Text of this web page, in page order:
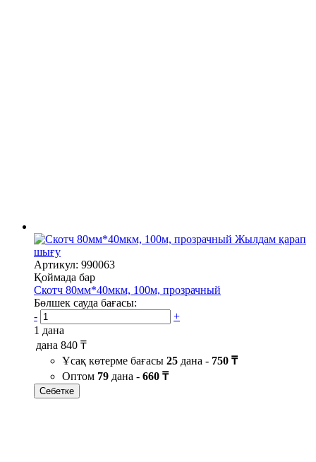
Жылдам қарап
шығу
Артикул: 990063
Қоймада бар
Скотч 80мм*40мкм, 100м, прозрачный
Бөлшек сауда бағасы:
-
+
1 дана
дана 840 ₸
Ұсақ көтерме бағасы 25 дана - 750 ₸
Оптом 79 дана - 660 ₸
Себетке